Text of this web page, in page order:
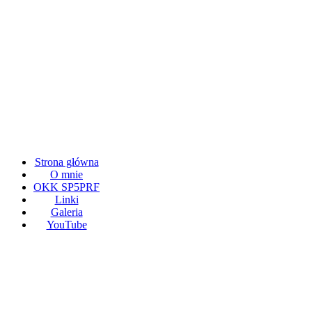
Strona główna
O mnie
OKK SP5PRF
Linki
Galeria
YouTube